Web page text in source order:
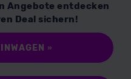
Angebote entdecken
Deal sichern!
»